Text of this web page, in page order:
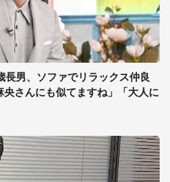
男、ソファでリラックス仲良
央さんにも似てますね」「大人に